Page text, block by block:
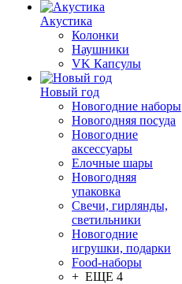
Акустика
Колонки
Наушники
VK Капсулы
Новый год
Новогодние наборы
Новогодняя посуда
Новогодние
аксессуары
Елочные шары
Новогодняя
упаковка
Свечи, гирлянды,
светильники
Новогодние
игрушки, подарки
Food-наборы
+ ЕЩЕ 4